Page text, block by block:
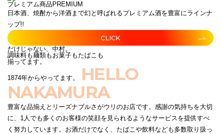
プレミアム商品 PREMIUM
日本酒、焼酎から洋酒まで幻と呼ばれるプレミアム酒を豊富にラインナ
ップ!!
CLICK
だけじゃない、中村。
調味料も麺類もお菓子もたばこも
揃ってます。
1874年からやってます。
HELLO
NAKAMURA
豊富な品揃えとリーズナブルさがウリのお店です。感謝の気持ちを大切
に、1人でも多くのお客様の笑顔を見られるようなサービスを提供すべ
く努力しています。お酒だけでなく、たばこや飲料なども多数取り扱っ